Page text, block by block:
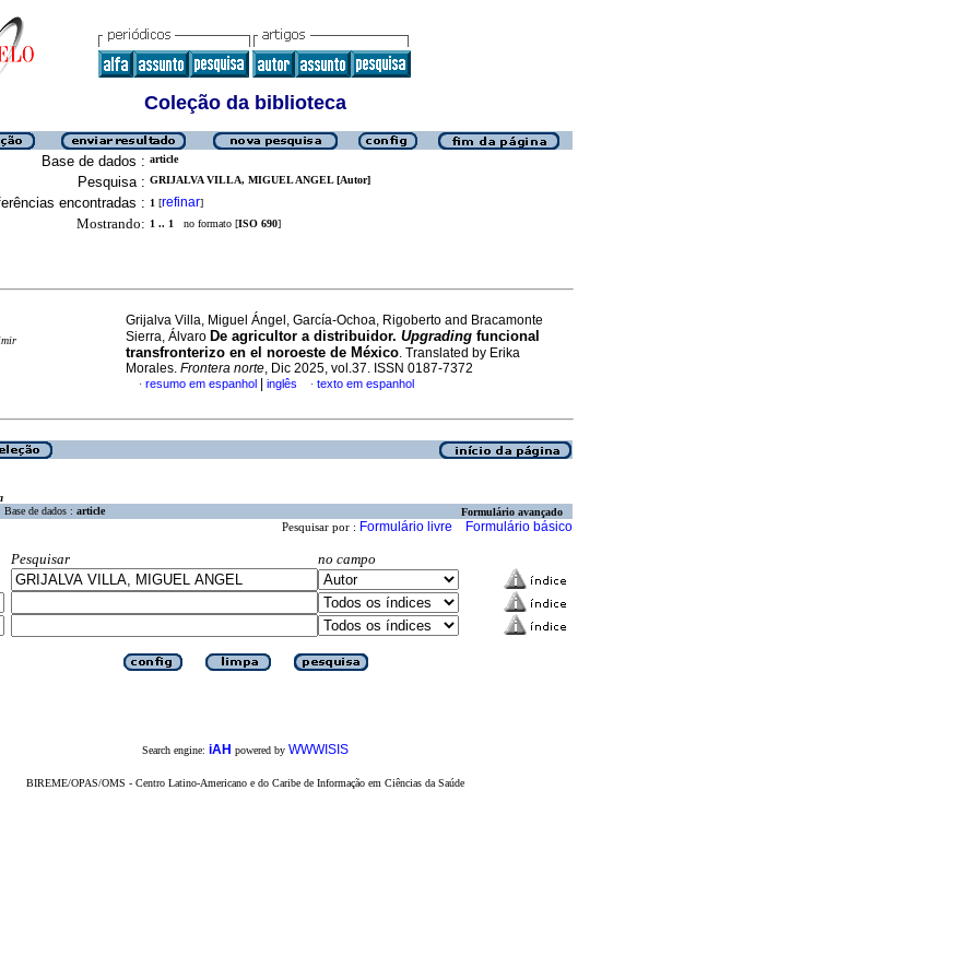
Coleção da biblioteca
Base de dados : article
Pesquisa : GRIJALVA VILLA, MIGUEL ANGEL [Autor]
encontradas : 1 [refinar]
Mostrando: 1 .. 1 no formato [ISO 690]
Grijalva Villa, Miguel Ángel, García-Ochoa, Rigoberto and Bracamonte
Sierra, Álvaro De agricultor a distribuidor. Upgrading funcional
transfronterizo en el noroeste de México. Translated by Erika
Morales. Frontera norte, Dic 2025, vol.37. ISSN 0187-7372
· resumo em espanhol inglês · texto em espanhol
Base de dados : article Formulário avançado
Pesquisar por : Formulário livre Formulário básico
Pesquisar
no campo
Search engine: iAH powered by WWWISIS
BIREME/OPAS/OMS - Centro Latino-Americano e do Caribe de Informação em Ciências da Saúde